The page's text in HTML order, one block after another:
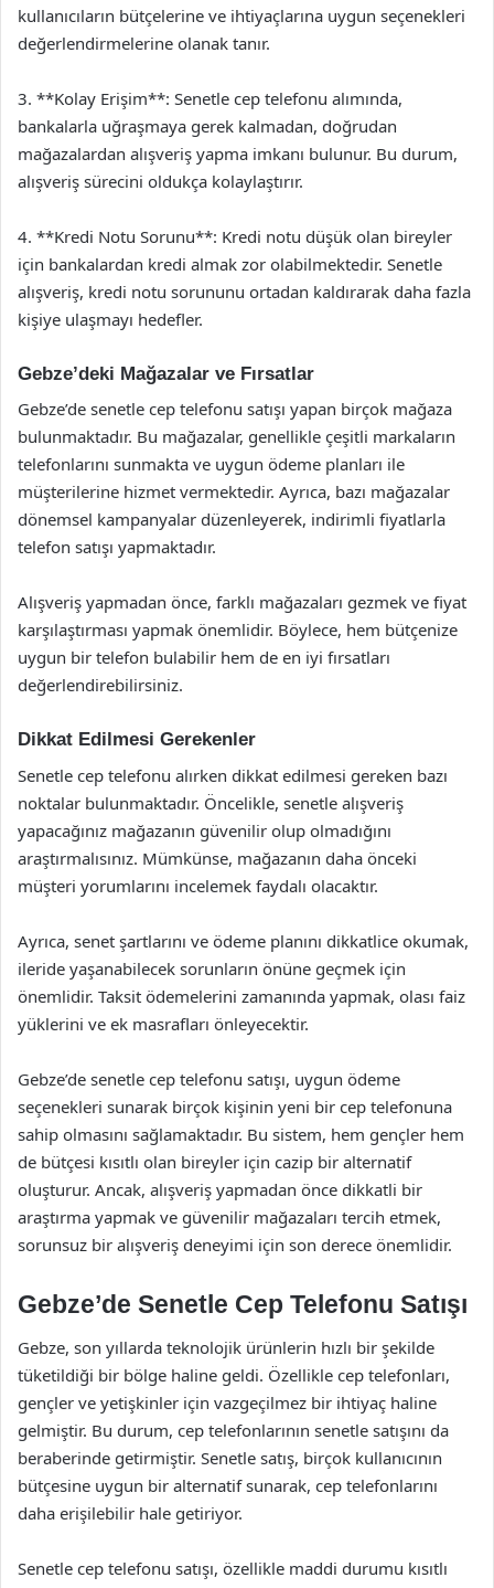
kullanıcıların bütçelerine ve ihtiyaçlarına uygun seçenekleri
değerlendirmelerine olanak tanır.
3. **Kolay Erişim**: Senetle cep telefonu alımında,
bankalarla uğraşmaya gerek kalmadan, doğrudan
mağazalardan alışveriş yapma imkanı bulunur. Bu durum,
alışveriş sürecini oldukça kolaylaştırır.
4. **Kredi Notu Sorunu**: Kredi notu düşük olan bireyler
için bankalardan kredi almak zor olabilmektedir. Senetle
alışveriş, kredi notu sorununu ortadan kaldırarak daha fazla
kişiye ulaşmayı hedefler.
Gebze’deki Mağazalar ve Fırsatlar
Gebze’de senetle cep telefonu satışı yapan birçok mağaza
bulunmaktadır. Bu mağazalar, genellikle çeşitli markaların
telefonlarını sunmakta ve uygun ödeme planları ile
müşterilerine hizmet vermektedir. Ayrıca, bazı mağazalar
dönemsel kampanyalar düzenleyerek, indirimli fiyatlarla
telefon satışı yapmaktadır.
Alışveriş yapmadan önce, farklı mağazaları gezmek ve fiyat
karşılaştırması yapmak önemlidir. Böylece, hem bütçenize
uygun bir telefon bulabilir hem de en iyi fırsatları
değerlendirebilirsiniz.
Dikkat Edilmesi Gerekenler
Senetle cep telefonu alırken dikkat edilmesi gereken bazı
noktalar bulunmaktadır. Öncelikle, senetle alışveriş
yapacağınız mağazanın güvenilir olup olmadığını
araştırmalısınız. Mümkünse, mağazanın daha önceki
müşteri yorumlarını incelemek faydalı olacaktır.
Ayrıca, senet şartlarını ve ödeme planını dikkatlice okumak,
ileride yaşanabilecek sorunların önüne geçmek için
önemlidir. Taksit ödemelerini zamanında yapmak, olası faiz
yüklerini ve ek masrafları önleyecektir.
Gebze’de senetle cep telefonu satışı, uygun ödeme
seçenekleri sunarak birçok kişinin yeni bir cep telefonuna
sahip olmasını sağlamaktadır. Bu sistem, hem gençler hem
de bütçesi kısıtlı olan bireyler için cazip bir alternatif
oluşturur. Ancak, alışveriş yapmadan önce dikkatli bir
araştırma yapmak ve güvenilir mağazaları tercih etmek,
sorunsuz bir alışveriş deneyimi için son derece önemlidir.
Gebze’de Senetle Cep Telefonu Satışı
Gebze, son yıllarda teknolojik ürünlerin hızlı bir şekilde
tüketildiği bir bölge haline geldi. Özellikle cep telefonları,
gençler ve yetişkinler için vazgeçilmez bir ihtiyaç haline
gelmiştir. Bu durum, cep telefonlarının senetle satışını da
beraberinde getirmiştir. Senetle satış, birçok kullanıcının
bütçesine uygun bir alternatif sunarak, cep telefonlarını
daha erişilebilir hale getiriyor.
Senetle cep telefonu satışı, özellikle maddi durumu kısıtlı